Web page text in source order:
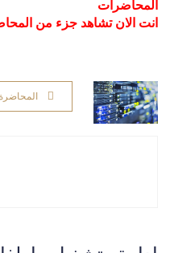
المحاضرات
انت الان تشاهد جزء من